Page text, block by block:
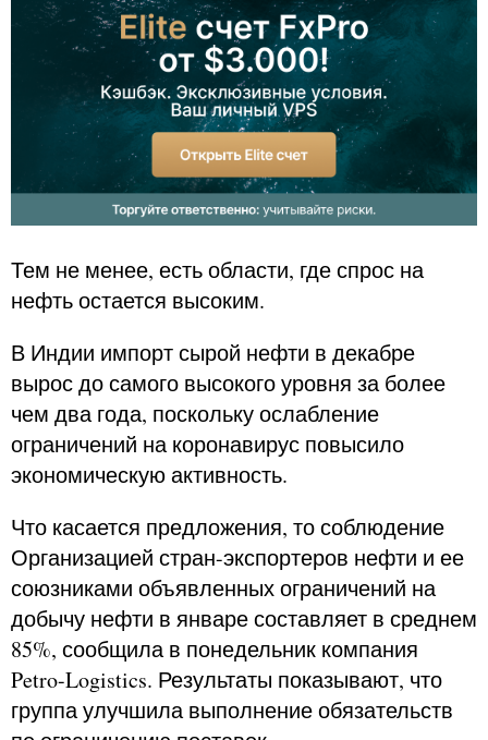
Тем не менее, есть области, где спрос на
нефть остается высоким.
В Индии импорт сырой нефти в декабре
вырос до самого высокого уровня за более
чем два года, поскольку ослабление
ограничений на коронавирус повысило
экономическую активность.
Что касается предложения, то соблюдение
Организацией стран-экспортеров нефти и ее
союзниками объявленных ограничений на
добычу нефти в январе составляет в среднем
85%, сообщила в понедельник компания
Petro-Logistics. Результаты показывают, что
группа улучшила выполнение обязательств